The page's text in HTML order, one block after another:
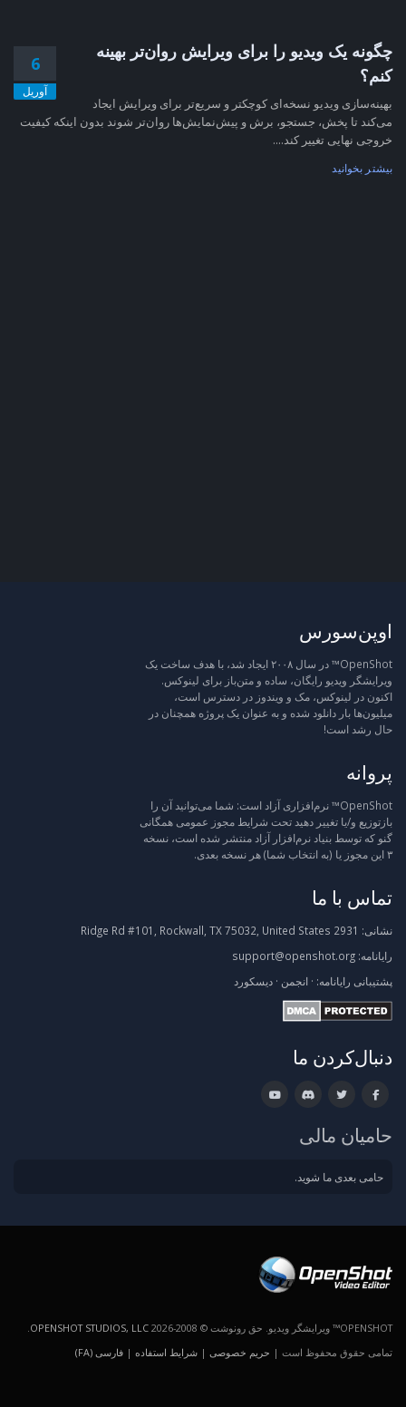
6
آوریل
چگونه یک ویدیو را برای ویرایش روان‌تر بهینه
کنم؟
بهینه‌سازی ویدیو نسخه‌ای کوچکتر و سریع‌تر برای ویرایش ایجاد
می‌کند تا پخش، جستجو، برش و پیش‌نمایش‌ها روان‌تر شوند بدون اینکه کیفیت
خروجی نهایی تغییر کند....
بیشتر بخوانید
اوپن‌سورس
OpenShot™ در سال ۲۰۰۸ ایجاد شد، با هدف ساخت یک
ویرایشگر ویدیو رایگان، ساده و متن‌باز برای لینوکس.
اکنون در لینوکس، مک و ویندوز در دسترس است،
میلیون‌ها بار دانلود شده و به عنوان یک پروژه همچنان در
حال رشد است!
پروانه
OpenShot™ نرم‌افزاری آزاد است: شما می‌توانید آن را
بازتوزیع و/یا تغییر دهید تحت شرایط مجوز عمومی همگانی
گنو که توسط بنیاد نرم‌افزار آزاد منتشر شده است، نسخه
۳ این مجوز یا (به انتخاب شما) هر نسخه بعدی.
تماس با ما
نشانی:
رایانامه: support@openshot.org
پشتیبانی رایانامه: · انجمن · دیسکورد
دنبال‌کردن ما
حامیان مالی
حامی بعدی ما شوید.
OPENSHOT™ ویرایشگر ویدیو. حق رونوشت © 2008-2026 OPENSHOT STUDIOS, LLC
تمامی حقوق محفوظ است | حریم خصوصی | شرایط استفاده | فارسی (FA)